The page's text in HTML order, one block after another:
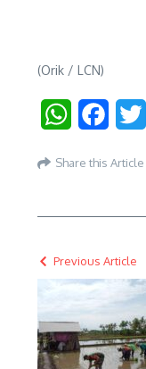
(Orik / LCN)
WhatsApp
Share this Article
Previous Article